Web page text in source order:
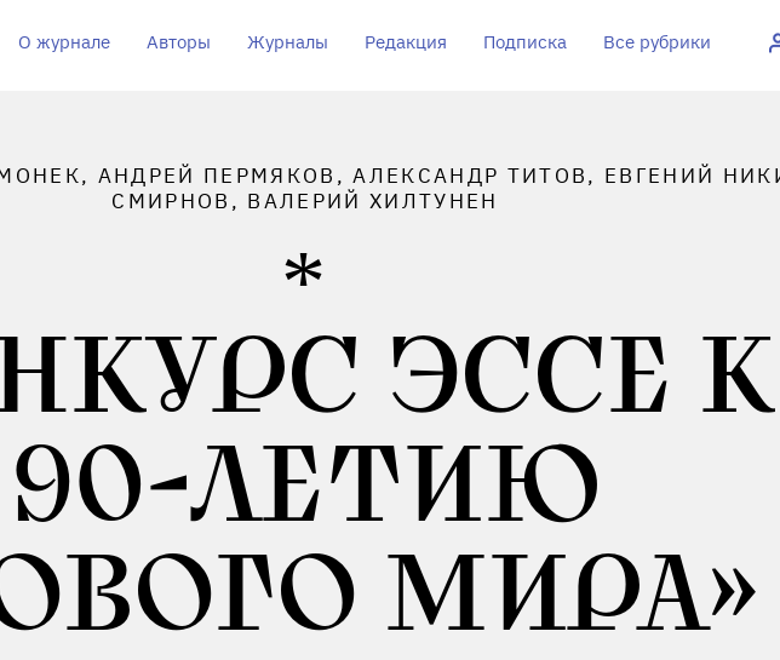
О журнале Авторы Журналы Редакция Подписка Все рубрики
АНДРЕЙ ПЕРМЯКОВ, АЛЕКСАНДР ТИТОВ, ЕВГЕНИЙ
СМИРНОВ, ВАЛЕРИЙ ХИЛТУНЕН
ЭССЕ К
90-ЛЕТИЮ
МИРА»